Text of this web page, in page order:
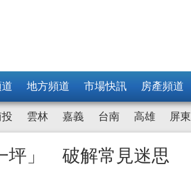
地方頻道 市場快訊 房產頻道
雲林 嘉義 台南 高雄 屏東
坪」 破解常見迷思